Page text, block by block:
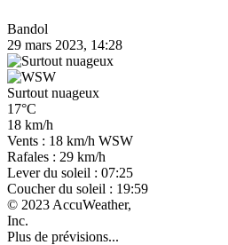
Bandol
29 mars 2023, 14:28
Surtout nuageux
17°C
18 km/h
Vents : 18 km/h WSW
Rafales : 29 km/h
Lever du soleil : 07:25
Coucher du soleil : 19:59
© 2023 AccuWeather,
Inc.
Plus de prévisions...